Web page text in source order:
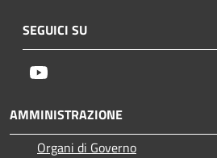
SEGUICI SU
AMMINISTRAZIONE
Organi di Governo